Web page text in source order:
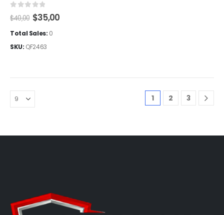
out of 5
$40,00 El
precio
original
$40,00.
$35,00El
Total Sales: 0
SKU: QF2463
1 2 3